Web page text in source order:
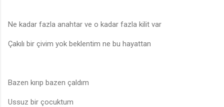
Ne kadar fazla anahtar ve o kadar fazla kilit var
Çakılı bir çivim yok beklentim ne bu hayattan
Bazen kırıp bazen çaldım
Ussuz bir çocuktum